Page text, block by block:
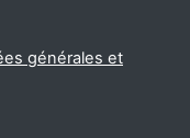
générales et